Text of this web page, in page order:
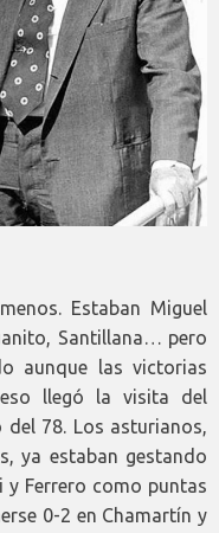
Estaban Miguel
Santillana… pero
aunque las victorias
eso llegó la visita del
78. Los asturianos,
ya estaban gestando
y Ferrero como puntas
0-2 en Chamartín y